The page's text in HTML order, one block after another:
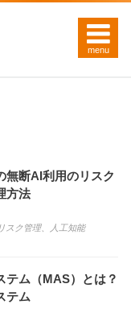
無断AI利用のリスク
方法
リスク管理、 人工知能
テム（MAS）とは？
テム